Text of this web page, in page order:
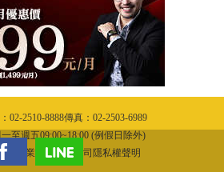
02-2510-8888傳真：02-2503-6989
至週五09:00~18:00 (例假日除外)
化事業股份有限公司隱私權聲明